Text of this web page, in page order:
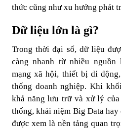
thức cũng như xu hướng phát
Dữ liệu lớn là gì?
Trong thời đại số, dữ liệu
càng nhanh từ nhiều nguồn
mạng xã hội, thiết bị di
thống doanh nghiệp. Khi
khả năng lưu trữ và xử lý
thống, khái niệm Big Data
được xem là nền tảng quan